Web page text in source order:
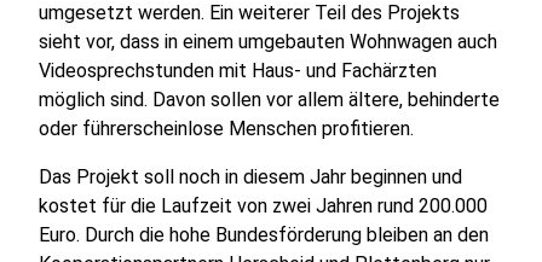
umgesetzt werden. Ein weiterer Teil des Projekts
sieht vor, dass in einem umgebauten Wohnwagen auch
Videosprechstunden mit Haus- und Fachärzten
möglich sind. Davon sollen vor allem ältere, behinderte
oder führerscheinlose Menschen profitieren.
Das Projekt soll noch in diesem Jahr beginnen und
kostet für die Laufzeit von zwei Jahren rund 200.000
Euro. Durch die hohe Bundesförderung bleiben an den